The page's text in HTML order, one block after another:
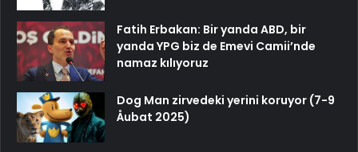
Fatih Erbakan: Bir yanda ABD, bir
yanda YPG biz de Emevi Camii’nde
namaz kılıyoruz
Dog Man zirvedeki yerini koruyor (7-9
Åubat 2025)